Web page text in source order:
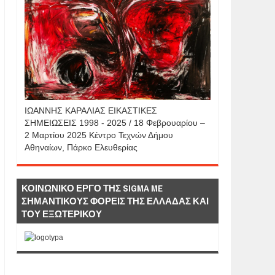
IΩΑΝΝΗΣ KAΡΑΛΙΑΣ ΕΙΚΑΣΤΙΚΕΣ
ΣΗΜΕΙΩΣΕΙΣ 1998 - 2025 / 18 Φεβρουαρίου –
2 Μαρτίου 2025 Κέντρο Τεχνών Δήμου
Αθηναίων, Πάρκο Ελευθερίας
ΚΟΙΝΩΝΙΚΟ ΕΡΓΟ ΤΗΣ SIGMA ME
ΣΗΜΑΝΤΙΚΟΥΣ ΦΟΡΕΙΣ ΤΗΣ ΕΛΛΑΔΑΣ ΚΑΙ
ΤΟΥ ΕΞΩΤΕΡΙΚΟΥ